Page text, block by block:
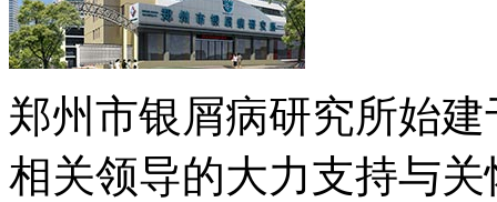
郑州市银屑病研究所始
相关领导的大力支持与